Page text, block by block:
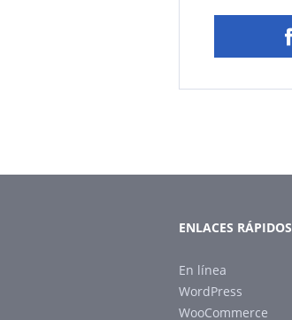
ENLACES RÁPIDOS
En línea
WordPress
WooCommerce